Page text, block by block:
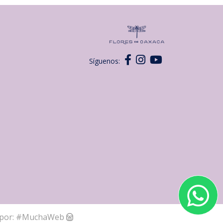
Síguenos:
#MuchaWeb